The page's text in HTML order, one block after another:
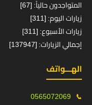
المتواجدون حالياً: [67]
زيارات اليوم: [311]
زيارات الأسبوع: [311]
إجمالي الزيارات: [137947]
الهـــواتف
📞
0565072069